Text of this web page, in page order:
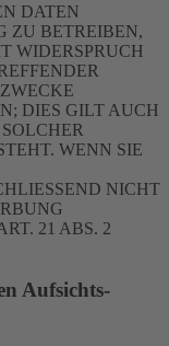
DATEN
ZU BETREIBEN,
WIDERSPRUCH
DIES GILT AUCH
WENN SIE
NICHT
21 ABS. 2
Aufsichts­